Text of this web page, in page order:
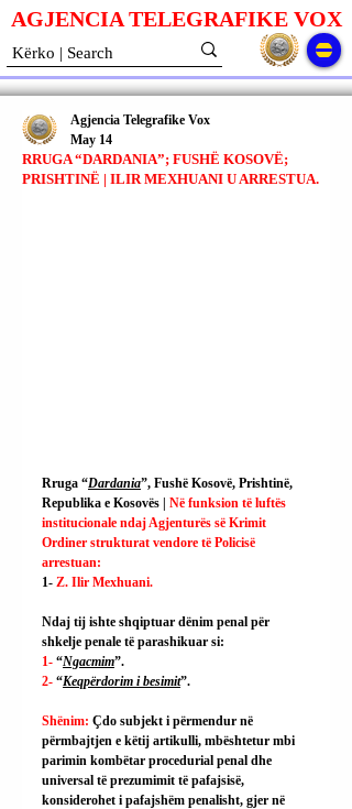
AGJENCIA TELEGRAFIKE VOX
RRUGA “DARDANIA”; FUSHË KOSOVË;
PRISHTINË | ILIR MEXHUANI U ARRESTUA.
Agjencia Telegrafike Vox
May 14
Rruga “Dardania”, Fushë Kosovë, Prishtinë,
Republika e Kosovës |
Në funksion të luftës
institucionale ndaj Agjenturës së Krimit
Ordiner strukturat vendore të Policisë
arrestuan:
1- Z. Ilir Mexhuani.
Ndaj tij ishte shqiptuar dënim penal për
shkelje penale të parashikuar si:
1- “Ngacmim”.
2- “Keqpërdorim i besimit”.
Shënim: Çdo subjekt i përmendur në
përmbajtjen e këtij artikulli, mbështetur mbi
parimin kombëtar procedurial penal dhe
universal të prezumimit të pafajsisë,
konsiderohet i pafajshëm penalisht, gjer në